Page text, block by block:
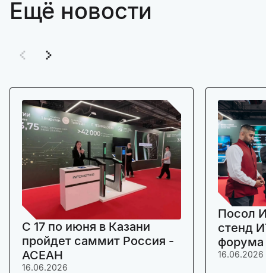
Ещё новости
C 17 по июня в Казани
пройдет саммит Россия -
АСЕАН
16.06.2026
Посол
стенд
16.06.2026